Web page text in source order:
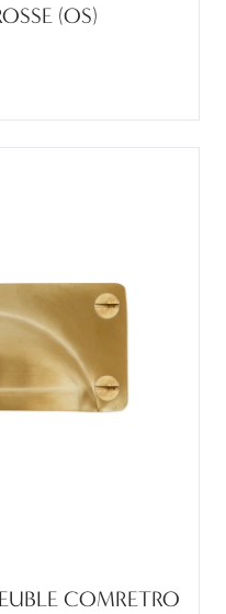
(OS)
COMRETRO